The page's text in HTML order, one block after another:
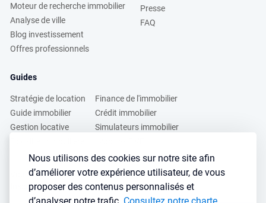
Nous utilisons des cookies sur notre site afin
d’améliorer votre expérience utilisateur, de vous
proposer des contenus personnalisés et
Moteur de recherche immobilier
Analyse de ville
Blog investissement
Offres professionnels
Presse
FAQ
Guides
Stratégie de location
Guide immobilier
Gestion locative
Finance de l'immobilier
Crédit immobilier
Simulateurs immobilier
Vous voulez apprendre à investir dans l’immobilier ?
Inscrivez vous à notre newsletter gratuite :